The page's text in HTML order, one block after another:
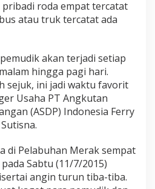
pribadi roda empat tercatat
atau truk tercatat ada
akan terjadi setiap
hingga pagi hari.
sejuk, ini jadi waktu favorit
Usaha PT Angkutan
(ASDP) Indonesia Ferry
di Pelabuhan Merak sempat
Sabtu (11/7/2015)
angin turun tiba-tiba.